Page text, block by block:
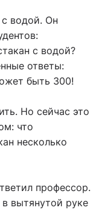
водой. Он
с водой?
ответы:
быть 300!
Но сейчас это
что
несколько
профессор.
вытянутой руке